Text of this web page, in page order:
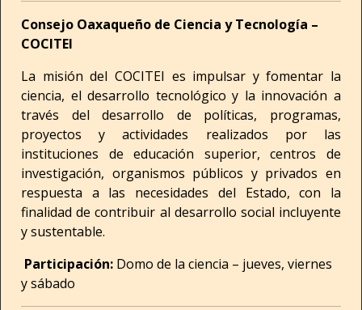
Consejo Oaxaqueño de Ciencia y Tecnología –
COCITEI
La misión del COCITEI es impulsar y fomentar la
ciencia, el desarrollo tecnológico y la innovación a
través del desarrollo de políticas, programas,
proyectos y actividades realizados por las
instituciones de educación superior, centros de
investigación, organismos públicos y privados en
respuesta a las necesidades del Estado, con la
finalidad de contribuir al desarrollo social incluyente
y sustentable.
Participación: Domo de la ciencia – jueves, viernes
y sábado